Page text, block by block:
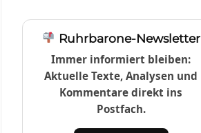
Ruhrbarone-Newsletter
Immer informiert bleiben:
Aktuelle Texte, Analysen und
Kommentare direkt ins
Postfach.